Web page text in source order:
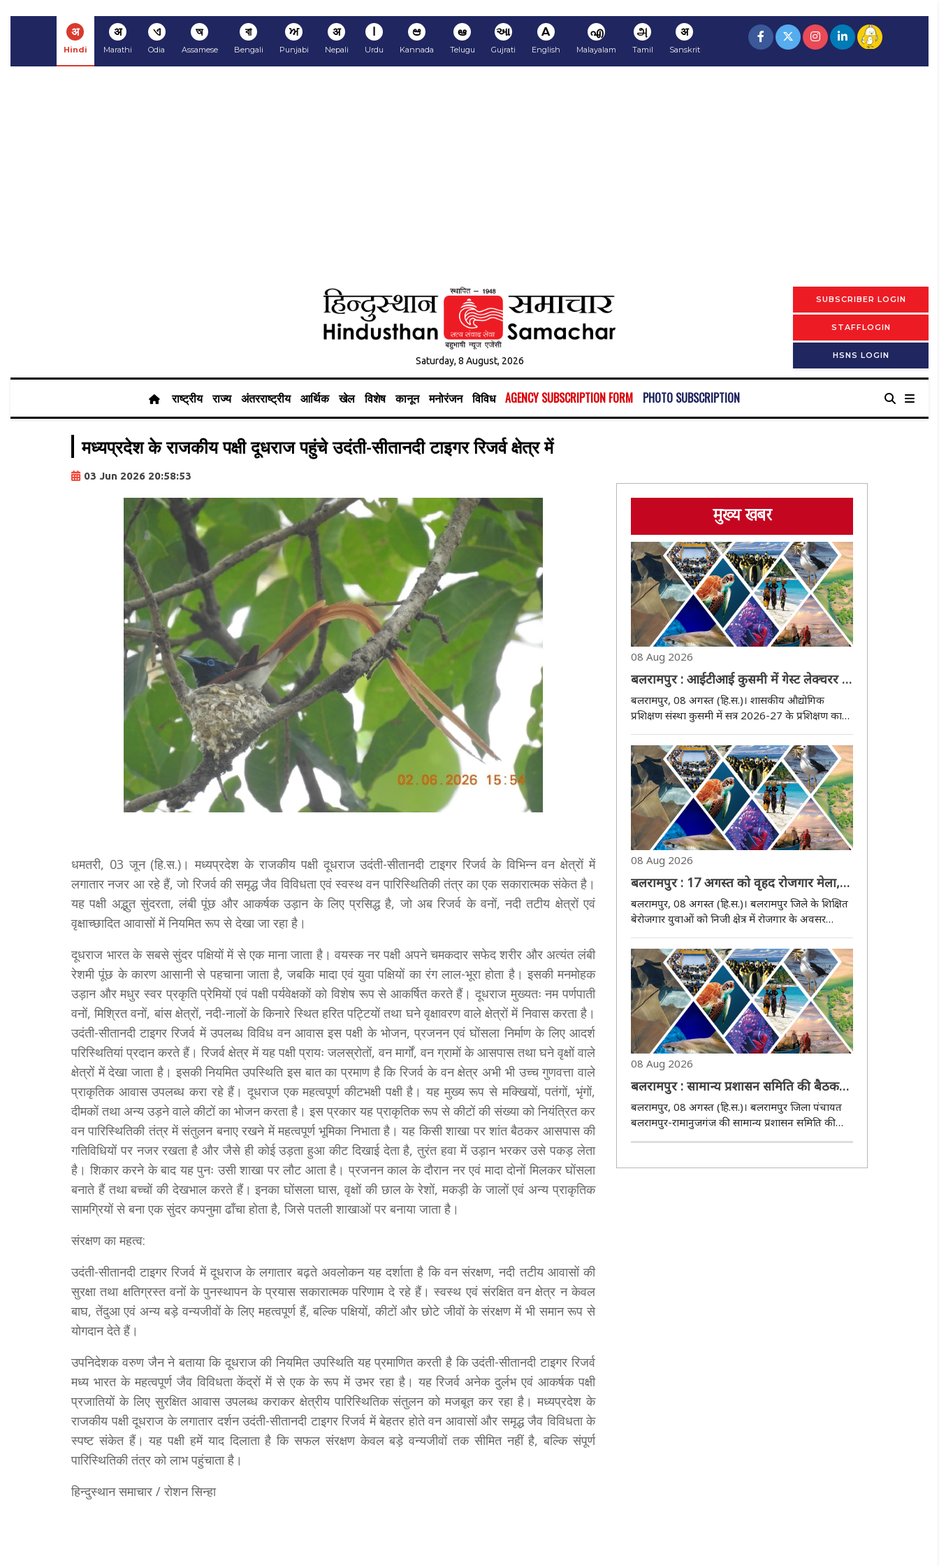
अ
Hindi
अ
Marathi
ଏ
Odia
অ
Assamese
বা
Bengali
ਅ
Punjabi
अ
Nepali
ا
Urdu
ಆ
Kannada
ఆ
Telugu
આ
Gujrati
A
English
എ
Malayalam
அ
Tamil
अ
Sanskrit
Saturday, 8 August, 2026
SUBSCRIBER LOGIN
STAFFLOGIN
HSNS LOGIN
राष्ट्रीय राज्य अंतरराष्ट्रीय आर्थिक खेल विशेष कानून मनोरंजन विविध AGENCY SUBSCRIPTION FORM PHOTO SUBSCRIPTION
मध्यप्रदेश के राजकीय पक्षी दूधराज पहुंचे उदंती-सीतानदी टाइगर रिजर्व क्षेत्र में
03 Jun 2026 20:58:53
धमतरी, 03 जून (हि.स.)। मध्यप्रदेश के राजकीय पक्षी दूधराज उदंती-सीतानदी टाइगर रिजर्व के विभिन्न वन क्षेत्रों में
लगातार नजर आ रहे हैं, जो रिजर्व की समृद्ध जैव विविधता एवं स्वस्थ वन पारिस्थितिकी तंत्र का एक सकारात्मक संकेत है।
यह पक्षी अद्भुत सुंदरता, लंबी पूंछ और आकर्षक उड़ान के लिए प्रसिद्ध है, जो अब रिजर्व के वनों, नदी तटीय क्षेत्रों एवं
वृक्षाच्छादित आवासों में नियमित रूप से देखा जा रहा है।
दूधराज भारत के सबसे सुंदर पक्षियों में से एक माना जाता है। वयस्क नर पक्षी अपने चमकदार सफेद शरीर और अत्यंत लंबी
रेशमी पूंछ के कारण आसानी से पहचाना जाता है, जबकि मादा एवं युवा पक्षियों का रंग लाल-भूरा होता है। इसकी मनमोहक
उड़ान और मधुर स्वर प्रकृति प्रेमियों एवं पक्षी पर्यवेक्षकों को विशेष रूप से आकर्षित करते हैं। दूधराज मुख्यतः नम पर्णपाती
वनों, मिश्रित वनों, बांस क्षेत्रों, नदी-नालों के किनारे स्थित हरित पट्टियों तथा घने वृक्षावरण वाले क्षेत्रों में निवास करता है।
उदंती-सीतानदी टाइगर रिजर्व में उपलब्ध विविध वन आवास इस पक्षी के भोजन, प्रजनन एवं घोंसला निर्माण के लिए आदर्श
परिस्थितियां प्रदान करते हैं। रिजर्व क्षेत्र में यह पक्षी प्रायः जलस्रोतों, वन मार्गों, वन ग्रामों के आसपास तथा घने वृक्षों वाले
क्षेत्रों में देखा जाता है। इसकी नियमित उपस्थिति इस बात का प्रमाण है कि रिजर्व के वन क्षेत्र अभी भी उच्च गुणवत्ता वाले
प्राकृतिक आवास उपलब्ध करा रहे हैं। दूधराज एक महत्वपूर्ण कीटभक्षी पक्षी है। यह मुख्य रूप से मक्खियों, पतंगों, भृंगों,
दीमकों तथा अन्य उड़ने वाले कीटों का भोजन करता है। इस प्रकार यह प्राकृतिक रूप से कीटों की संख्या को नियंत्रित कर
वन पारिस्थितिकी तंत्र में संतुलन बनाए रखने में महत्वपूर्ण भूमिका निभाता है। यह किसी शाखा पर शांत बैठकर आसपास की
गतिविधियों पर नजर रखता है और जैसे ही कोई उड़ता हुआ कीट दिखाई देता है, तुरंत हवा में उड़ान भरकर उसे पकड़ लेता
है। शिकार करने के बाद यह पुनः उसी शाखा पर लौट आता है। प्रजनन काल के दौरान नर एवं मादा दोनों मिलकर घोंसला
बनाते हैं तथा बच्चों की देखभाल करते हैं। इनका घोंसला घास, वृक्षों की छाल के रेशों, मकड़ी के जालों एवं अन्य प्राकृतिक
सामग्रियों से बना एक सुंदर कपनुमा ढाँचा होता है, जिसे पतली शाखाओं पर बनाया जाता है।
संरक्षण का महत्व:
उदंती-सीतानदी टाइगर रिजर्व में दूधराज के लगातार बढ़ते अवलोकन यह दर्शाता है कि वन संरक्षण, नदी तटीय आवासों की
सुरक्षा तथा क्षतिग्रस्त वनों के पुनस्थापन के प्रयास सकारात्मक परिणाम दे रहे हैं। स्वस्थ एवं संरक्षित वन क्षेत्र न केवल
बाघ, तेंदुआ एवं अन्य बड़े वन्यजीवों के लिए महत्वपूर्ण हैं, बल्कि पक्षियों, कीटों और छोटे जीवों के संरक्षण में भी समान रूप से
योगदान देते हैं।
उपनिदेशक वरुण जैन ने बताया कि दूधराज की नियमित उपस्थिति यह प्रमाणित करती है कि उदंती-सीतानदी टाइगर रिजर्व
मध्य भारत के महत्वपूर्ण जैव विविधता केंद्रों में से एक के रूप में उभर रहा है। यह रिजर्व अनेक दुर्लभ एवं आकर्षक पक्षी
प्रजातियों के लिए सुरक्षित आवास उपलब्ध कराकर क्षेत्रीय पारिस्थितिक संतुलन को मजबूत कर रहा है। मध्यप्रदेश के
राजकीय पक्षी दूधराज के लगातार दर्शन उदंती-सीतानदी टाइगर रिजर्व में बेहतर होते वन आवासों और समृद्ध जैव विविधता के
स्पष्ट संकेत हैं। यह पक्षी हमें याद दिलाता है कि सफल संरक्षण केवल बड़े वन्यजीवों तक सीमित नहीं है, बल्कि संपूर्ण
पारिस्थितिकी तंत्र को लाभ पहुंचाता है।
हिन्दुस्थान समाचार / रोशन सिन्हा
मुख्य खबर
08 Aug 2026
बलरामपुर : आईटीआई कुसमी में गेस्ट लेक्चरर के
पदों पर आवेदन
बलरामपुर, 08 अगस्त (हि.स.)। शासकीय औद्योगिक
प्रशिक्षण संस्था कुसमी में सत्र 2026-27 के प्रशिक्षण कार्यों
के सुचारू संचालन के लिए गेस्ट लेक्चरर के रिक्त पदों पर
आवेदन आमंत्रित किए गए हैं। आज शनिवार को जिला
औद्योगिक प्रशिक्षण संस्थान राजपुर के नोडल ..
08 Aug 2026
बलरामपुर : 17 अगस्त को वृहद रोजगार मेला,
301 पदों पर भर्ती
बलरामपुर, 08 अगस्त (हि.स.)। बलरामपुर जिले के शिक्षित
बेरोजगार युवाओं को निजी क्षेत्र में रोजगार के अवसर
उपलब्ध कराने के लिए 17 अगस्त को जिलास्तरीय वृहद
निशुल्क रोजगार मेले का आयोजन किया जाएगा। आज
शनिवार को जिला रोजगार एवं स्वरोजगार मार्गदर्शन केंद्..
08 Aug 2026
बलरामपुर : सामान्य प्रशासन समिति की बैठक
11 अगस्त को
बलरामपुर, 08 अगस्त (हि.स.)। बलरामपुर जिला पंचायत
बलरामपुर-रामानुजगंज की सामान्य प्रशासन समिति की
बैठक 11 अगस्त को दोपहर 12 बजे जिला पंचायत
पंचायत की ओर से बैठक की सूचना जारी की गई। बैठक में